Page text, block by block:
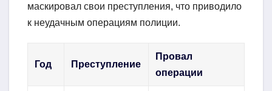
маскировал свои преступления, что приводило
к неудачным операциям полиции.
Год Преступление
Провал
операции